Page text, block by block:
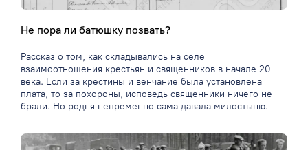
Не пора ли батюшку позвать?
Рассказ о том, как складывались на селе
взаимоотношения крестьян и священников в начале 20
века. Если за крестины и венчание была установлена
плата, то за похороны, исповедь священники ничего не
брали. Но родня непременно сама давала милостыню.